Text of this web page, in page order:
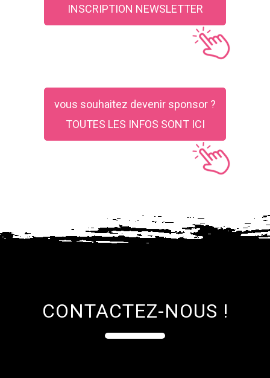
INSCRIPTION NEWSLETTER
vous souhaitez devenir sponsor ?
TOUTES LES INFOS SONT ICI
CONTACTEZ-NOUS !